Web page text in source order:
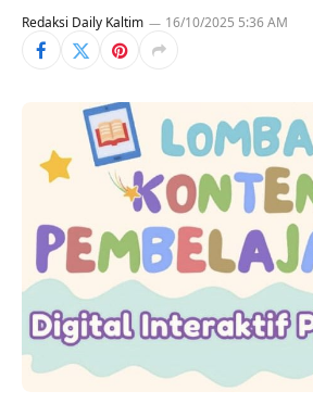
Redaksi Daily Kaltim 16/10/2025 5:36 AM